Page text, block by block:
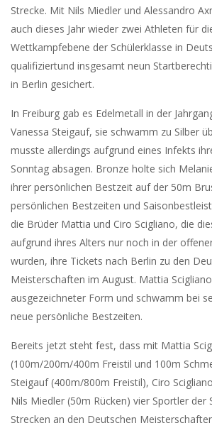
Strecke. Mit Nils Miedler und Alessandro
auch dieses Jahr wieder zwei Athleten für
Wettkampfebene der Schülerklasse in
qualifiziertund insgesamt neun
in Berlin gesichert.
In Freiburg gab es Edelmetall in der
Vanessa Steigauf, sie schwamm zu Silber
musste allerdings aufgrund eines Infekts
Sonntag absagen. Bronze holte sich
ihrer persönlichen Bestzeit auf der 50m
persönlichen Bestzeiten und
die Brüder Mattia und Ciro Scigliano, die
aufgrund ihres Alters nur noch in der
wurden, ihre Tickets nach Berlin zu den
Meisterschaften im August. Mattia
ausgezeichneter Form und schwamm bei
neue persönliche Bestzeiten.
Bereits jetzt steht fest, dass mit Mattia
(100m/200m/400m Freistil und 100m
Steigauf (400m/800m Freistil), Ciro
Nils Miedler (50m Rücken) vier Sportler der
Strecken an den Deutschen